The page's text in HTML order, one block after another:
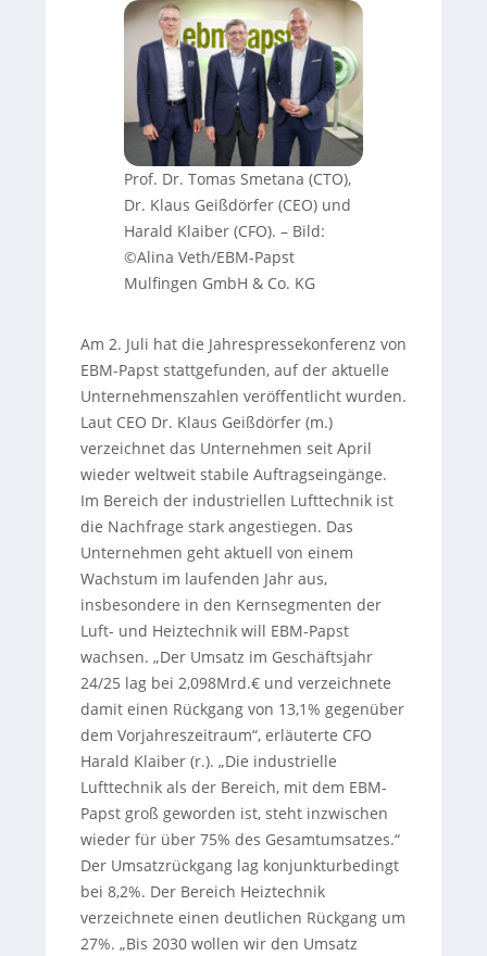
Prof. Dr. Tomas Smetana (CTO),
Dr. Klaus Geißdörfer (CEO) und
Harald Klaiber (CFO). – Bild:
©Alina Veth/EBM-Papst
Mulfingen GmbH & Co. KG
Am 2. Juli hat die Jahrespressekonferenz von
EBM-Papst stattgefunden, auf der aktuelle
Unternehmenszahlen veröffentlicht wurden.
Laut CEO Dr. Klaus Geißdörfer (m.)
verzeichnet das Unternehmen seit April
wieder weltweit stabile Auftragseingänge.
Im Bereich der industriellen Lufttechnik ist
die Nachfrage stark angestiegen. Das
Unternehmen geht aktuell von einem
Wachstum im laufenden Jahr aus,
insbesondere in den Kernsegmenten der
Luft- und Heiztechnik will EBM-Papst
wachsen. „Der Umsatz im Geschäftsjahr
24/25 lag bei 2,098Mrd.€ und verzeichnete
damit einen Rückgang von 13,1% gegenüber
dem Vorjahreszeitraum“, erläuterte CFO
Harald Klaiber (r.). „Die industrielle
Lufttechnik als der Bereich, mit dem EBM-
Papst groß geworden ist, steht inzwischen
wieder für über 75% des Gesamtumsatzes.“
Der Umsatzrückgang lag konjunkturbedingt
bei 8,2%. Der Bereich Heiztechnik
verzeichnete einen deutlichen Rückgang um
27%. „Bis 2030 wollen wir den Umsatz